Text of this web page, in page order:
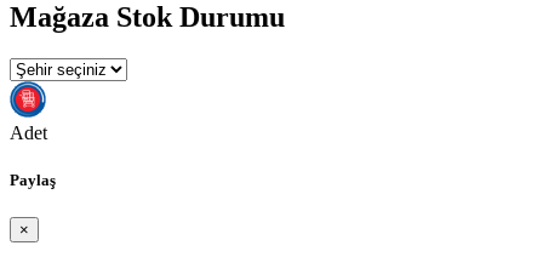
Mağaza Stok Durumu
Adet
Paylaş
×